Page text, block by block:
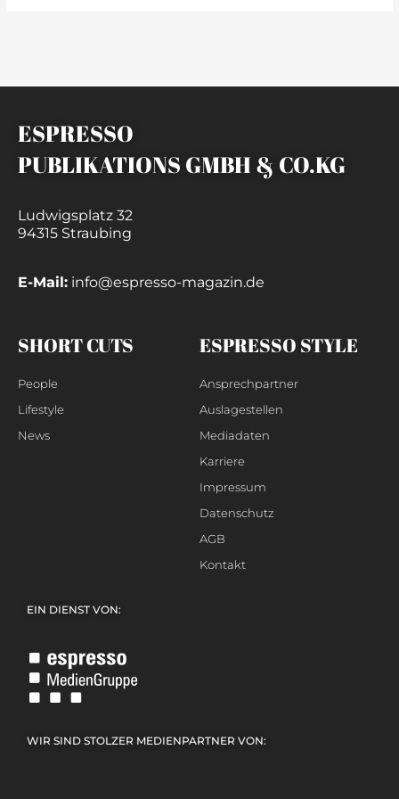
ESPRESSO
PUBLIKATIONS GMBH & CO.KG
Ludwigsplatz 32
94315 Straubing
E-Mail: info@espresso-magazin.de
SHORT CUTS
People
Lifestyle
News
ESPRESSO STYLE
Ansprechpartner
Auslagestellen
Mediadaten
Karriere
Impressum
Datenschutz
AGB
Kontakt
EIN DIENST VON:
WIR SIND STOLZER MEDIENPARTNER VON: